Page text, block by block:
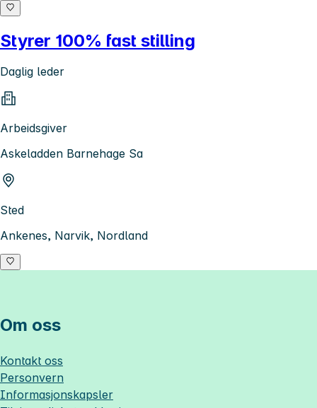
Styrer 100% fast stilling
Daglig leder
Arbeidsgiver
Askeladden Barnehage Sa
Sted
Ankenes, Narvik, Nordland
Om oss
Kontakt oss
Personvern
Informasjonskapsler